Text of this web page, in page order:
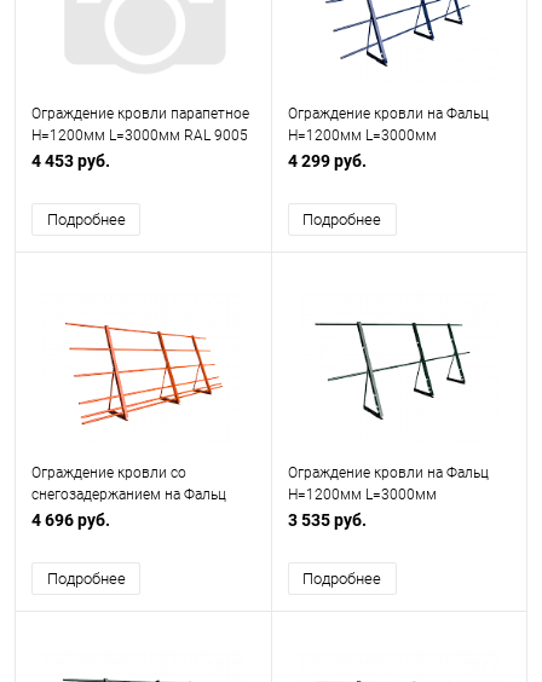
Ограждение кровли парапетное
H=1200мм L=3000мм RAL 9005
3 трубы (Тип 1)
4 453 руб.
Подробнее
Ограждение кровли на Фальц
H=1200мм L=3000мм
Оптимальное RAL 5002 (3
4 299 руб.
Подробнее
Ограждение кровли со
снегозадержанием на Фальц
H=1200мм L=3000мм Эконом
4 696 руб.
Подробнее
Ограждение кровли на Фальц
H=1200мм L=3000мм
3 535 руб.
Подробнее